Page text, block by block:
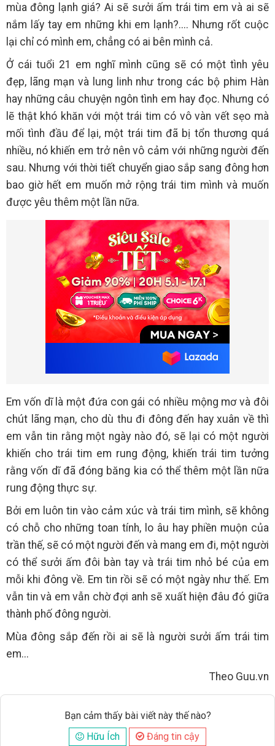
mùa đông lạnh giá? Ai sẽ sưởi ấm trái tim em và ai sẽ
nắm lấy tay em những khi em lạnh?.... Nhưng rốt cuộc
lại chỉ có mình em, chẳng có ai bên mình cả.
Ở cái tuổi 21 em nghĩ mình cũng sẽ có một tình yêu
đẹp, lãng mạn và lung linh như trong các bộ phim Hàn
hay những câu chuyện ngôn tình em hay đọc. Nhưng có
lẽ thật khó khăn với một trái tim có vô vàn vết sẹo mà
mối tình đầu để lại, một trái tim đã bị tổn thương quá
nhiều, nó khiến em trở nên vô cảm với những người đến
sau. Nhưng với thời tiết chuyển giao sắp sang đông hơn
bao giờ hết em muốn mở rộng trái tim mình và muốn
được yêu thêm một lần nữa.
Em vốn dĩ là một đứa con gái có nhiều mộng mơ và đôi
chút lãng mạn, cho dù thu đi đông đến hay xuân về thì
em vẫn tin rằng một ngày nào đó, sẽ lại có một người
khiến cho trái tim em rung động, khiến trái tim tưởng
rằng vốn dĩ đã đóng băng kia có thể thêm một lần nữa
rung động thực sự.
Bởi em luôn tin vào cảm xúc và trái tim mình, sẽ không
có chỗ cho những toan tính, lo âu hay phiền muộn của
trần thế, sẽ có một người đến và mang em đi, một người
có thể sưởi ấm đôi bàn tay và trái tim nhỏ bé của em
mỗi khi đông về. Em tin rồi sẽ có một ngày như thế. Em
vẫn tin và em vẫn chờ đợi anh sẽ xuất hiện đâu đó giữa
thành phố đông người.
Mùa đông sắp đến rồi ai sẽ là người sưởi ấm trái tim
em...
Theo Guu.vn
Bạn cảm thấy bài viết này thế nào?
Hữu Ích
Đáng tin cậy